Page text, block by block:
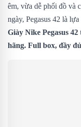
êm, vừa dễ phối đồ và
ngày, Pegasus 42 là
Giày Nike Pegasus 42
hãng. Full box, đầy